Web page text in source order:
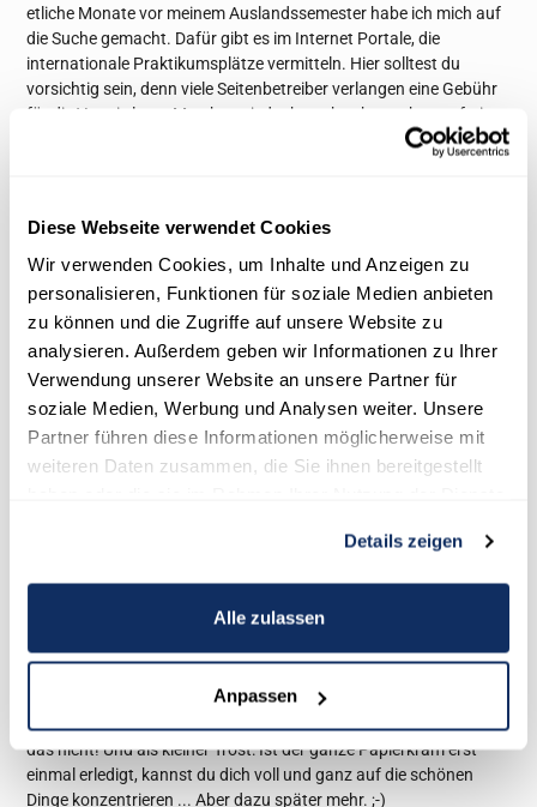
Diese Webseite verwendet Cookies
Wir verwenden Cookies, um Inhalte und Anzeigen zu
personalisieren, Funktionen für soziale Medien anbieten
zu können und die Zugriffe auf unsere Website zu
analysieren. Außerdem geben wir Informationen zu Ihrer
Verwendung unserer Website an unsere Partner für
soziale Medien, Werbung und Analysen weiter. Unsere
Partner führen diese Informationen möglicherweise mit
weiteren Daten zusammen, die Sie ihnen bereitgestellt
Details zeigen
Alle zulassen
Anpassen
etliche Monate vor meinem Auslandssemester habe ich mich auf
die Suche gemacht. Dafür gibt es im Internet Portale, die
internationale Praktikumsplätze vermitteln. Hier solltest du
vorsichtig sein, denn viele Seitenbetreiber verlangen eine Gebühr
für die Vermittlung. Man kann jedoch auch sehr gut kostenfrei
eine Stelle finden. Eine gute Quelle ist zum Beispiel die Website der
eigenen Uni - das vergessen viele! Beim International Office, aber
Praktikumsplatz in London bekommen.
Bewerbung ist aber nicht gleich Bewerbung! Bevor du zahlreiche
Mails nach Spanien, England oder Australien verschickst, solltest
du die Formalitäten überprüfen. Denn wie heißt es so schön:
Andere Länder, andere Sitten.So wollen zum Beispiel britische
Personaler weder ein Passfoto noch deine Zeugnisse in der
Bewerbung sehen - was bei uns in Deutschland wiederum immer
dazu gehört. Wer auf der sicheren Seite sein will, macht sich
vorab schlau über die Anforderungen des Gastlandes.
der Stress erst richtig los. Denn ein einfaches Formular als
Anmeldung zum Auslandssemesterreicht an den meisten Unis
ausfüllen, meine Daten wieder und wieder angeben und auf
etliche Unterschriften warten. Aber keine Sorge, so schlimm ist
das nicht! Und als kleiner Trost: Ist der ganze Papierkram erst
einmal erledigt, kannst du dich voll und ganz auf die schönen
Dinge konzentrieren ... Aber dazu später mehr. ;-)